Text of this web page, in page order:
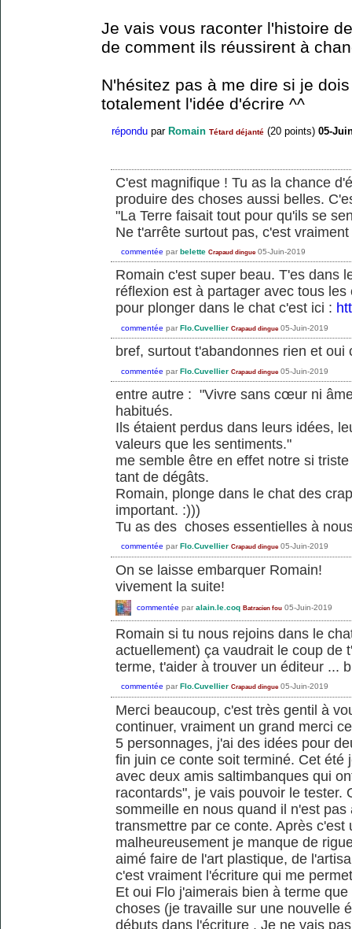
Je vais vous raconter l'histoire
de comment ils réussirent à
N'hésitez pas à me dire si je
totalement l'idée d'écrire ^^
répondu par Romain Tétard déjanté (20 points) 05-
C'est magnifique ! Tu as la chance
produire des choses aussi belles.
"La Terre faisait tout pour qu'ils se
Ne t'arrête surtout pas, c'est
commentée par belette Crapaud dingue 05-Juin-2019
Romain c'est super beau. T'es dans
réflexion est à partager avec tous
pour plonger dans le chat c'est ici :
commentée par Flo.Cuvellier Crapaud dingue 05-Juin-2019
bref, surtout t'abandonnes rien et oui
commentée par Flo.Cuvellier Crapaud dingue 05-Juin-2019
entre autre : "Vivre sans cœur ni
habitués.
Ils étaient perdus dans leurs idées,
valeurs que les sentiments."
me semble être en effet notre si
tant de dégâts.
Romain, plonge dans le chat des
important. :)))
Tu as des choses essentielles à
commentée par Flo.Cuvellier Crapaud dingue 05-Juin-2019
On se laisse embarquer Romain!
vivement la suite!
commentée par alain.le.coq Batracien fou 05-Juin-2019
Romain si tu nous rejoins dans le
actuellement) ça vaudrait le coup de
terme, t'aider à trouver un éditeur ...
commentée par Flo.Cuvellier Crapaud dingue 05-Juin-2019
Merci beaucoup, c'est très gentil à
continuer, vraiment un grand merci
5 personnages, j'ai des idées pour
fin juin ce conte soit terminé. Cet été
avec deux amis saltimbanques qui
racontards", je vais pouvoir le tester.
sommeille en nous quand il n'est
transmettre par ce conte. Après
malheureusement je manque de
aimé faire de l'art plastique, de
c'est vraiment l'écriture qui me
Et oui Flo j'aimerais bien à terme
choses (je travaille sur une nouvelle
débuts dans l'écriture . Je ne vais